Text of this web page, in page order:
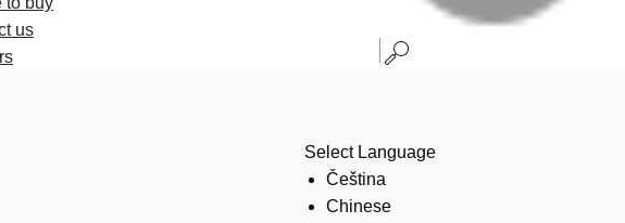
us
Select Language
Čeština
Chinese